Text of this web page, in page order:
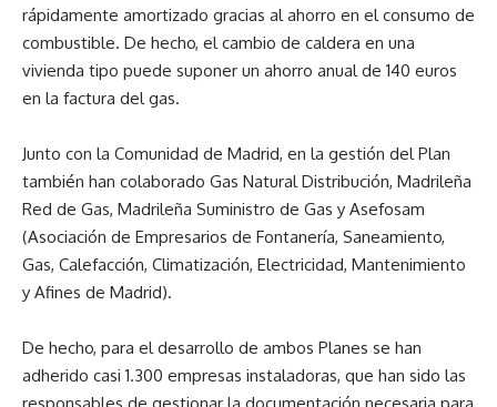
rápidamente amortizado gracias al ahorro en el consumo de
combustible. De hecho, el cambio de caldera en una
vivienda tipo puede suponer un ahorro anual de 140 euros
en la factura del gas.
Junto con la Comunidad de Madrid, en la gestión del Plan
también han colaborado Gas Natural Distribución, Madrileña
Red de Gas, Madrileña Suministro de Gas y Asefosam
(Asociación de Empresarios de Fontanería, Saneamiento,
Gas, Calefacción, Climatización, Electricidad, Mantenimiento
y Afines de Madrid).
De hecho, para el desarrollo de ambos Planes se han
adherido casi 1.300 empresas instaladoras, que han sido las
responsables de gestionar la documentación necesaria para